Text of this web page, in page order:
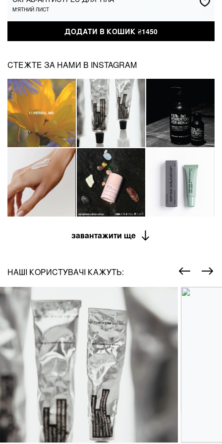
М'ЯТНИЙ ЛИСТ
ДОДАТИ В КОШИК ₴1450
ДОДАТИ В КОШИК₴1450
СТЕЖТЕ ЗА НАМИ В INSTAGRAM
завантажити ще
НАШІ КОРИСТУВАЧІ КАЖУТЬ: